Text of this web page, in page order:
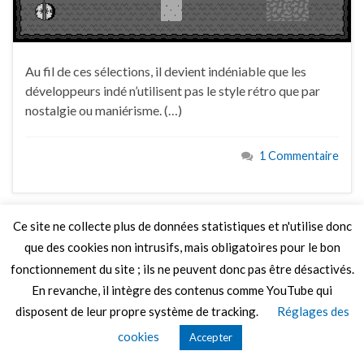
Au fil de ces sélections, il devient indéniable que les
développeurs indé n’utilisent pas le style rétro que par
nostalgie ou maniérisme. (…)
1 Commentaire
© 2026 Le Mag de MO5.COM.
Construit avec
parThèmes Graphene.
Ce site ne collecte plus de données statistiques et n'utilise donc
que des cookies non intrusifs, mais obligatoires pour le bon
fonctionnement du site ; ils ne peuvent donc pas être désactivés.
En revanche, il intègre des contenus comme YouTube qui
disposent de leur propre système de tracking.
Réglages des
cookies
Accepter